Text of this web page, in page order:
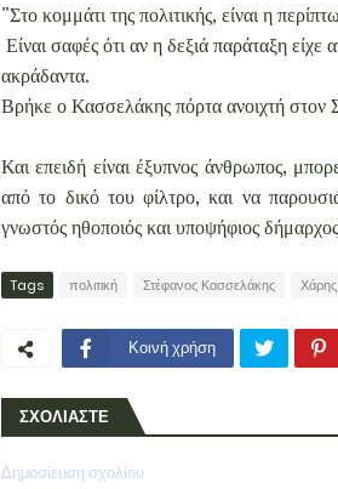
"Στο κομμάτι της πολιτικής, είναι η
Είναι σαφές ότι αν η δεξιά παράταξη
ακράδαντα.
Βρήκε ο Κασσελάκης πόρτα ανοιχτή στον
Και επειδή είναι έξυπνος άνθρωπος,
από το δικό του φίλτρο, και να
γνωστός ηθοποιός και υποψήφιος
Tags πολιτική Στέφανος Κασσελάκης
Κοινή χρήση
ΣΧΟΛΙΑΣΤΕ
Δημοσίευση σχολίου